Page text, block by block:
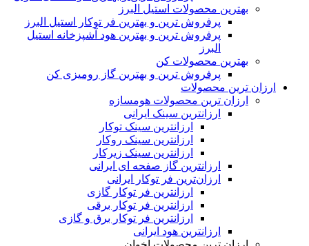
بهترین محصولات استیل البرز
پرفروش ترین و بهترین فر توکار استیل البرز
پرفروش ترین و بهترین هود آشپزخانه استیل
البرز
بهترین محصولات کن
پرفروش ترین و بهترین گاز رومیزی کن
ارزان ترین محصولات
ارزان ترین محصولات هومسازه
ارزانترین سینک ایرانی
ارزانترین سینک توکار
ارزانترین سینک روکار
ارزانترین سینک زیرکار
ارزانترین گاز صفحه ای ایرانی
ارزان‌ترین فر توکار ایرانی
ارزانترین فر توکار گازی
ارزانترین فر توکار برقی
ارزانترین فر توکار برق و گازی
ارزانترین هود ایرانی